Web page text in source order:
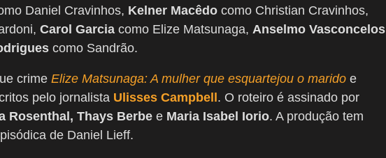
Daniel Cravinhos, Kelner Macêdo como Christian Cravinhos,
Carol Garcia como Elize Matsunaga, Anselmo Vasconcelos
como Sandrão.
crime Elize Matsunaga: A mulher que esquartejou o marido e
pelo jornalista Ulisses Campbell . O roteiro é assinado por
Rosenthal, Thays Berbe e Maria Isabel Iorio. A produção tem
de Daniel Lieff.